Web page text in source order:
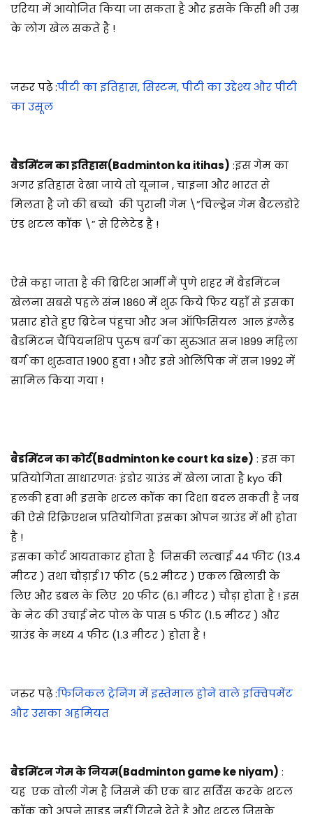
एरिया में आयोजित किया जा सकता है और इसके किसी भी उम्र
के लोग खेल सकते है !
जरुर पढ़े :पीटी का इतिहास, सिस्टम, पीटी का उद्देश्य और पीटी
का उसूल
बैडमिंटन का इतिहास(Badminton ka itihas) :इस गेम का
अगर इतिहास देखा जाये तो यूनान , चाइना और भारत से
मिलता है जो की बच्चो की पुरानी गेम \”चिल्ड्रेन गेम बैटलडोरे
एंड शटल कॉक \” से रिलेटेड है !
ऐसे कहा जाता है की ब्रिटिश आर्मी मैं पुणे शहर में बैडमिंटन
खेलना सबसे पहले संन 1860 में शुरू किये फिर यहाँ से इसका
प्रसार होते हुए ब्रिटेन पंहुचा और अन ऑफिसियल आल इंग्लैंड
बैडमिंटन चैंपियनशिप पुरुष बर्ग का सुरुआत सन 1899 महिला
बर्ग का शुरुवात 1900 हुवा ! और इसे ओलिंपिक में सन 1992 में
सामिल किया गया !
बैडमिंटन का कोर्ट(Badminton ke court ka size) : इस का
प्रतियोगिता साधारणतः इंडोर ग्राउंड में खेला जाता है kyo की
हलकी हवा भी इसके शटल कॉक का दिशा बदल सकती है जब
की ऐसे रिक्रिएशन प्रतियोगिता इसका ओपन ग्राउंड में भी होता
है !
इसका कोर्ट आयताकार होता है जिसकी लम्बाई 44 फीट (13.4
मीटर ) तथा चौड़ाई 17 फीट (5.2 मीटर ) एकल खिलाडी के
लिए और डबल के लिए 20 फीट (6.1 मीटर ) चौड़ा होता है ! इस
के नेट की उचाई नेट पोल के पास 5 फीट (1.5 मीटर ) और
ग्राउंड के मध्य 4 फीट (1.3 मीटर ) होता है !
जरुर पढ़े :फिजिकल ट्रेनिंग में इस्तेमाल होने वाले इक्विपमेंट
और उसका अहमियत
बैडमिंटन गेम के नियम(Badminton game ke niyam) :
यह एक वोली गेम है जिसमे की एक बार सर्विस करके शटल
कॉक को अपने साइड नहीं गिरने देते है और शटल जिसके